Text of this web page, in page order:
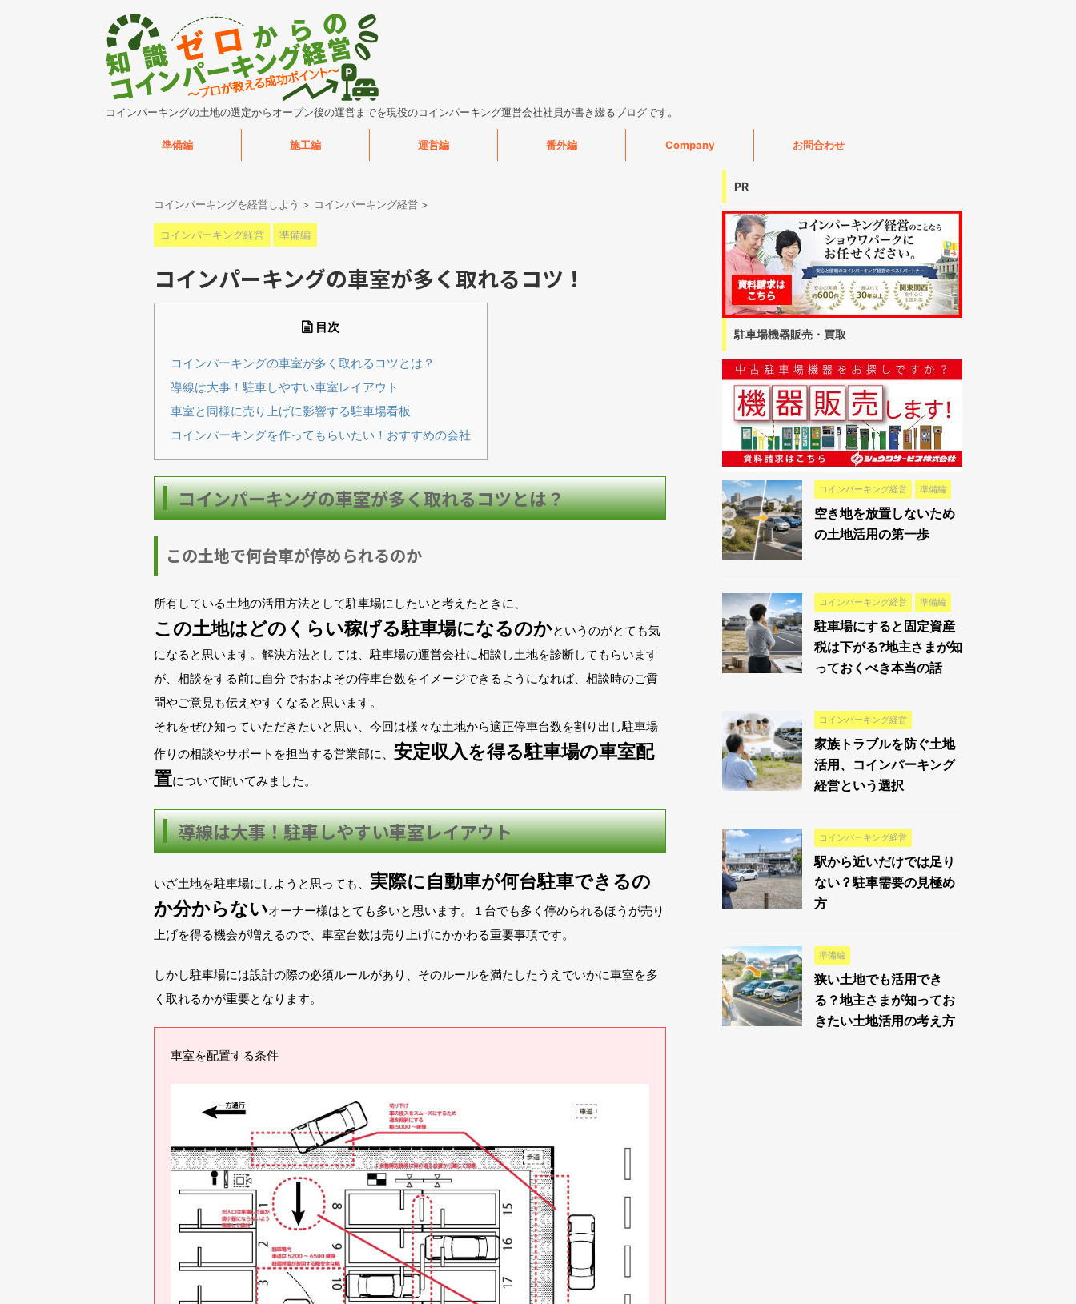
コインパーキングの土地の選定からオープン後の運営までを現役のコインパーキング運営会社社員が書き綴るブログです。
準備編 施工編 運営編 番外編 Company お問合わせ
コインパーキングを経営しよう > コインパーキング経営 >
コインパーキング経営 準備編
コインパーキングの車室が多く取れるコツ！
目次
コインパーキングの車室が多く取れるコツとは？
導線は大事！駐車しやすい車室レイアウト
車室と同様に売り上げに影響する駐車場看板
コインパーキングを作ってもらいたい！おすすめの会社
コインパーキングの車室が多く取れるコツとは？
この土地で何台車が停められるのか
所有している土地の活用方法として駐車場にしたいと考えたときに、
この土地はどのくらい稼げる駐車場になるのかというのがとても気
になると思います。解決方法としては、駐車場の運営会社に相談し土地を診断してもらいます
が、相談をする前に自分でおおよその停車台数をイメージできるようになれば、相談時のご質
問やご意見も伝えやすくなると思います。
それをぜひ知っていただきたいと思い、今回は様々な土地から適正停車台数を割り出し駐車場
作りの相談やサポートを担当する営業部に、 安定収入を得る駐車場の車室配
置について聞いてみました。
導線は大事！駐車しやすい車室レイアウト
いざ土地を駐車場にしようと思っても、 実際に自動車が何台駐車できるの
か分からないオーナー様はとても多いと思います。１台でも多く停められるほうが売り
上げを得る機会が増えるので、車室台数は売り上げにかかわる重要事項です。
しかし駐車場には設計の際の必須ルールがあり、そのルールを満たしたうえでいかに車室を多
く取れるかが重要となります。
車室を配置する条件
PR
駐車場機器販売・買取
コインパーキング経営 準備編
空き地を放置しないため
の土地活用の第一歩
コインパーキング経営 準備編
駐車場にすると固定資産
税は下がる?地主さまが知
っておくべき本当の話
コインパーキング経営
家族トラブルを防ぐ土地
活用、コインパーキング
経営という選択
コインパーキング経営
駅から近いだけでは足り
ない？駐車需要の見極め
方
準備編
狭い土地でも活用でき
る？地主さまが知ってお
きたい土地活用の考え方